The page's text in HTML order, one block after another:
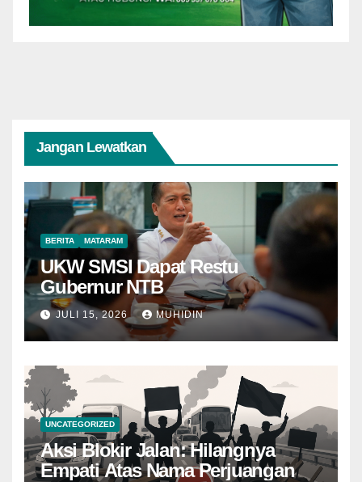
Jangan Lewatkan
BERITA MATARAM
UKW SMSI Dapat Restu
Gubernur NTB
JULI 15, 2026 MUHIDIN
UNCATEGORIZED
Aksi Blokir Jalan: Hilangnya
Empati Atas Nama Perjuangan